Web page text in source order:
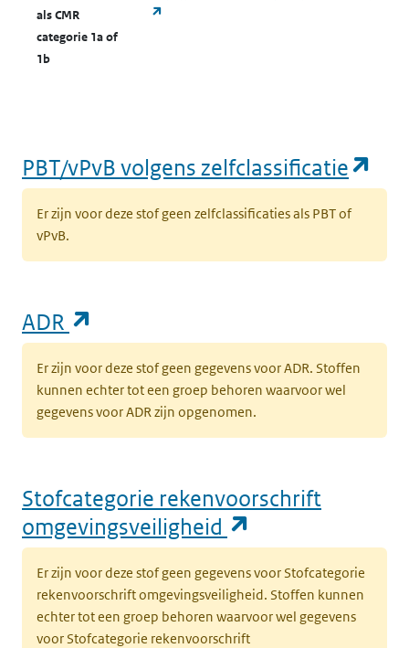
als CMR
categorie 1a of
1b
PBT/vPvB volgens zelfclassificatie
Er zijn voor deze stof geen zelfclassificaties als PBT of
vPvB.
ADR
Er zijn voor deze stof geen gegevens voor ADR. Stoffen
kunnen echter tot een groep behoren waarvoor wel
gegevens voor ADR zijn opgenomen.
Stofcategorie rekenvoorschrift
omgevingsveiligheid
Er zijn voor deze stof geen gegevens voor Stofcategorie
rekenvoorschrift omgevingsveiligheid. Stoffen kunnen
echter tot een groep behoren waarvoor wel gegevens
voor Stofcategorie rekenvoorschrift